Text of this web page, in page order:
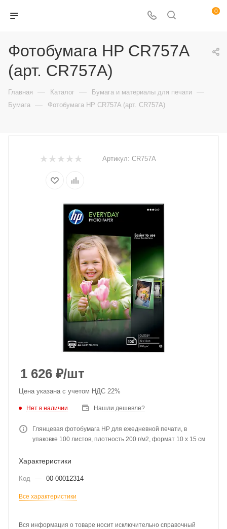
0
Фотобумага HP CR757A
(арт. CR757A)
Главная — Каталог — Бумага и материалы для печати —
Бумага — Фотобумага HP CR757A (арт. CR757A)
Артикул: CR757A
1 626 ₽/шт
Цена указана с учетом НДС 22%
Нет в наличии Нашли дешевле?
Глянцевая фотобумага HP для ежедневной печати, в
упаковке 100 листов, плотность 200 г/м2, формат 10 x 15 см
Характеристики
Код — 00-00012314
Все характеристики
Вся информация о товаре носит исключительно справочный